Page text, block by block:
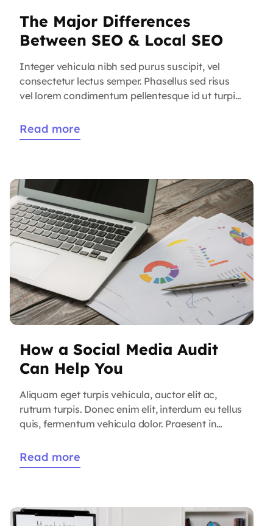
The Major Differences
Between SEO & Local SEO
Integer vehicula nibh sed purus suscipit, vel
consectetur lectus semper. Phasellus sed risus
vel lorem condimentum pellentesque id ut turpis.
Aenean iaculis eu nisi a scelerisque. Ut auctor
enim quam, vitae luctus lacus tincidunt ac. Ut sit
Read more
How a Social Media Audit
Can Help You
Aliquam eget turpis vehicula, auctor elit ac,
rutrum turpis. Donec enim elit, interdum eu tellus
quis, fermentum vehicula dolor. Praesent in
accumsan. Phasellus scelerisque, massa ut
venenatis tristique, purus arcu volutpat orci,
Read more